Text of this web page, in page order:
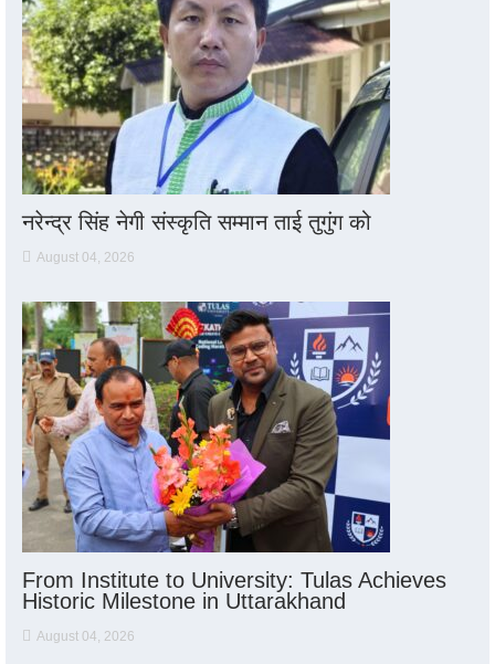
नरेन्द्र सिंह नेगी संस्कृति सम्मान ताई तुगुंग को
August 04, 2026
From Institute to University: Tulas Achieves
Historic Milestone in Uttarakhand
August 04, 2026